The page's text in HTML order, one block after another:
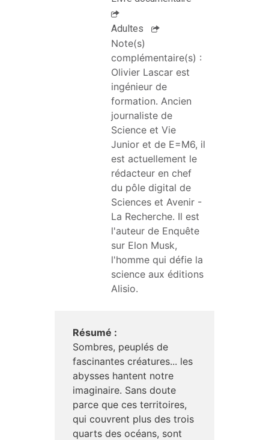
Toutes les nouveautés
Adultes
Note(s)
complémentaire(s) :
Olivier Lascar est
ingénieur de
formation. Ancien
journaliste de
Science et Vie
Junior et de E=M6, il
est actuellement le
rédacteur en chef
du pôle digital de
Sciences et Avenir -
La Recherche. Il est
l'auteur de Enquête
sur Elon Musk,
l'homme qui défie la
science aux éditions
Alisio.
Résumé :
Sombres, peuplés de
fascinantes créatures... les
abysses hantent notre
imaginaire. Sans doute
parce que ces territoires,
qui couvrent plus des trois
quarts des océans, sont